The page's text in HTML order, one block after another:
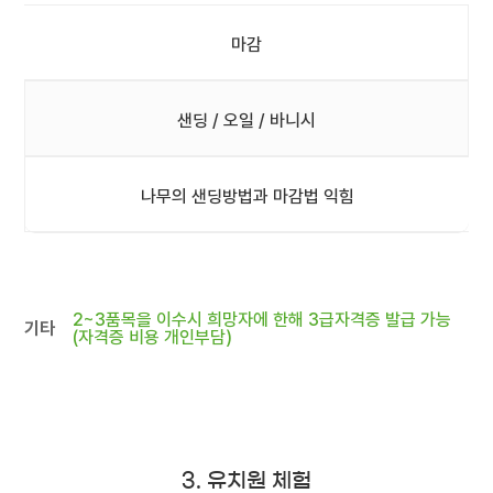
마감
샌딩 / 오일 / 바니시
나무의 샌딩방법과 마감법 익힘
기타
2~3품목을 이수시 희망자에 한해 3급자격증 발급 가능
(자격증 비용 개인부담)
3. 유치원 체험